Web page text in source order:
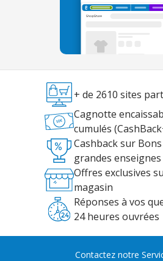
+ de 2610 sites
Cagnotte
cumulés
Cashback sur Bons
grandes enseignes
Offres exclusives
magasin
Réponses à vos
24 heures ouvrées
Contactez notre